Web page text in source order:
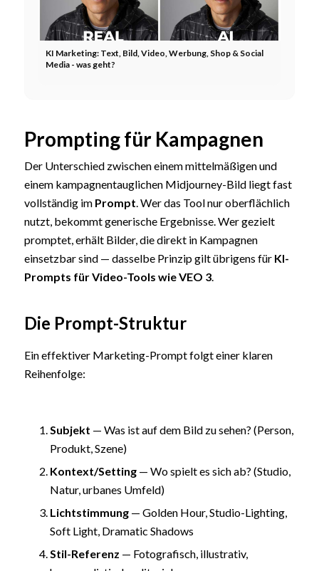
KI Marketing: Text, Bild, Video, Werbung, Shop & Social
Media - was geht?
Prompting für Kampagnen
Der Unterschied zwischen einem mittelmäßigen und
einem kampagnentauglichen Midjourney-Bild liegt fast
vollständig im Prompt. Wer das Tool nur oberflächlich
nutzt, bekommt generische Ergebnisse. Wer gezielt
promptet, erhält Bilder, die direkt in Kampagnen
einsetzbar sind — dasselbe Prinzip gilt übrigens für KI-
Prompts für Video-Tools wie VEO 3.
Die Prompt-Struktur
Ein effektiver Marketing-Prompt folgt einer klaren
Reihenfolge:
Subjekt — Was ist auf dem Bild zu sehen? (Person,
Produkt, Szene)
Kontext/Setting— Wo spielt es sich ab? (Studio,
Natur, urbanes Umfeld)
Lichtstimmung— Golden Hour, Studio-Lighting,
Soft Light, Dramatic Shadows
Stil-Referenz — Fotografisch, illustrativ,